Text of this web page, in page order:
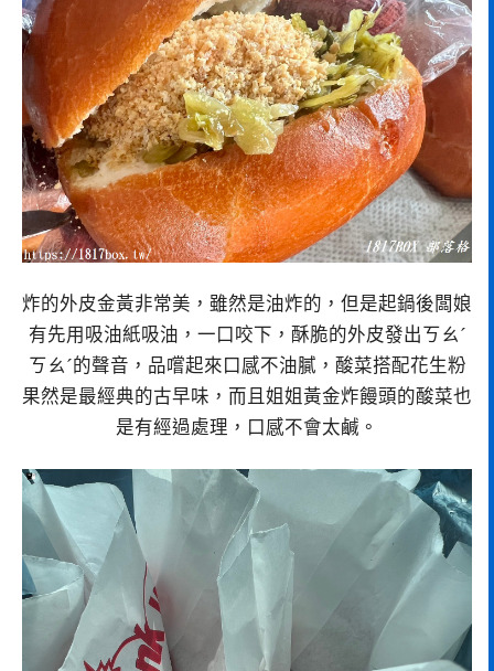
炸的外皮金黃非常美，雖然是油炸的，但是起鍋後闆娘
有先用吸油紙吸油，一口咬下，酥脆的外皮發出ㄎㄠˊ
ㄎㄠˊ的聲音，品嚐起來口感不油膩，酸菜搭配花生粉
果然是最經典的古早味，而且姐姐黃金炸饅頭的酸菜也
是有經過處理，口感不會太鹹。